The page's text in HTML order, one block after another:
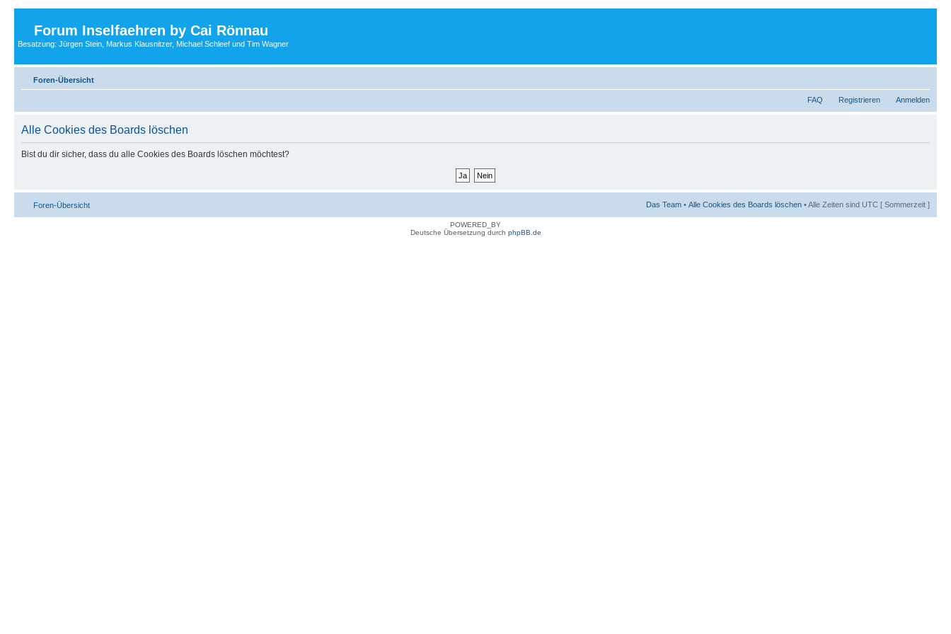
Forum Inselfaehren by Cai Rönnau
Besatzung: Jürgen Stein, Markus Klausnitzer, Michael Schleef und Tim Wagner
Foren-Übersicht
FAQ Registrieren Anmelden
Alle Cookies des Boards löschen
Bist du dir sicher, dass du alle Cookies des Boards löschen möchtest?
Foren-Übersicht Das Team • Alle Cookies des Boards löschen • Alle Zeiten sind UTC [ Sommerzeit ]
POWERED_BY
Deutsche Übersetzung durch phpBB.de